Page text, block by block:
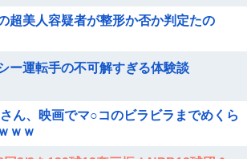
超美人容疑者が整形か否か判定たの
ー運転手の不可解すぎる体験談
さん、映画でマ○コのビラビラまでめくら
ｗｗ